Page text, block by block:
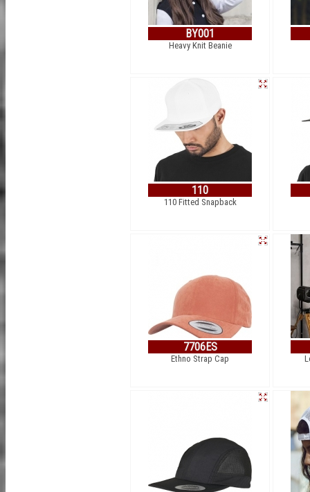
BY001
Heavy Knit Beanie
110
110 Fitted Snapback
7706ES
Ethno Strap Cap